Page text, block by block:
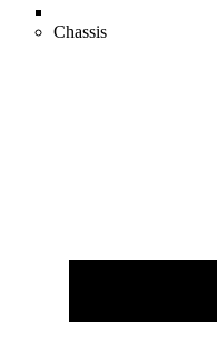
Chassis